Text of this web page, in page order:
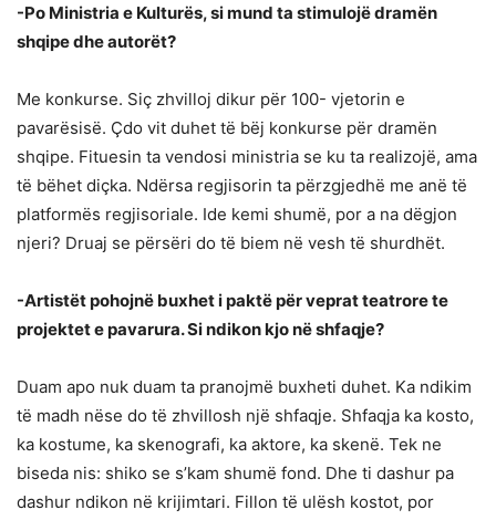
-Po Ministria e Kulturës, si mund ta stimulojë dramën
shqipe dhe autorët?
Me konkurse. Siç zhvilloj dikur për 100- vjetorin e
pavarësisë. Çdo vit duhet të bëj konkurse për dramën
shqipe. Fituesin ta vendosi ministria se ku ta realizojë, ama
të bëhet diçka. Ndërsa regjisorin ta përzgjedhë me anë të
platformës regjisoriale. Ide kemi shumë, por a na dëgjon
njeri? Druaj se përsëri do të biem në vesh të shurdhët.
-Artistët pohojnë buxhet i paktë për veprat teatrore te
projektet e pavarura. Si ndikon kjo në shfaqje?
Duam apo nuk duam ta pranojmë buxheti duhet. Ka ndikim
të madh nëse do të zhvillosh një shfaqje. Shfaqja ka kosto,
ka kostume, ka skenografi, ka aktore, ka skenë. Tek ne
biseda nis: shiko se s’kam shumë fond. Dhe ti dashur pa
dashur ndikon në krijimtari. Fillon të ulësh kostot, por